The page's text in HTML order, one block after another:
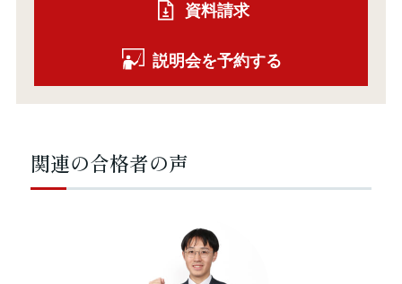
資料請求
説明会を予約する
関連の合格者の声